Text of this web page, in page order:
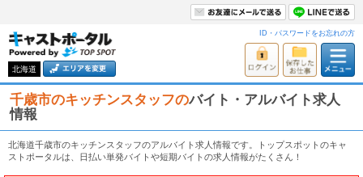
北海道
ID・パスワードをお忘れの方
千歳市のキッチンスタッフのバイト・アルバイト求人
情報
北海道千歳市のキッチンスタッフのアルバイト求人情報です。トップスポットのキャ
ストポータルは、日払い単発バイトや短期バイトの求人情報がたくさん！